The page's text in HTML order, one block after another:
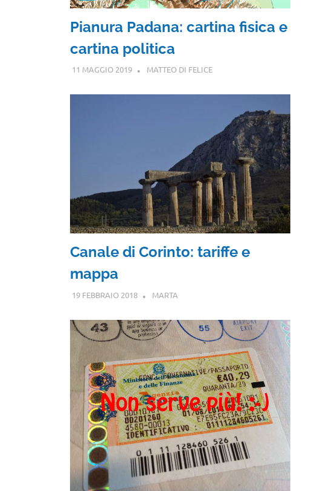
Pianura Padana: cartina fisica e
cartina politica
11 MAGGIO 2019 MATTEO DI FELICE
Canale di Corinto: tariffe e
mappa
19 FEBBRAIO 2018 MARTA